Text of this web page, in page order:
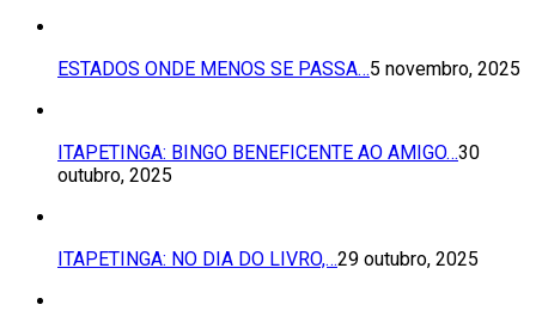
ESTADOS ONDE MENOS SE PASSA…5 novembro, 2025
ITAPETINGA: BINGO BENEFICENTE AO AMIGO…30
outubro, 2025
ITAPETINGA: NO DIA DO LIVRO,…29 outubro, 2025